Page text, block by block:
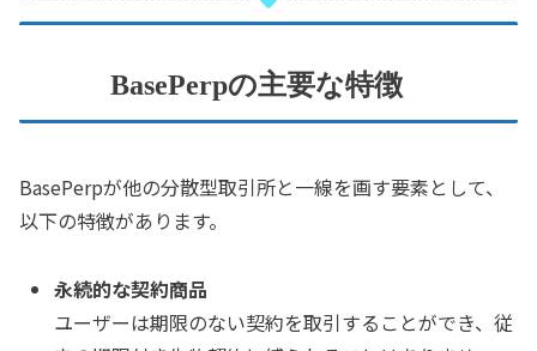
BasePerpの主要な特徴
BasePerpが他の分散型取引所と一線を画す要素として、
以下の特徴があります。
永続的な契約商品
ユーザーは期限のない契約を取引することができ、従